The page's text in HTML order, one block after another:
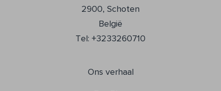
2900, Schoten
België
Tel: +3233260710
Ons verhaal